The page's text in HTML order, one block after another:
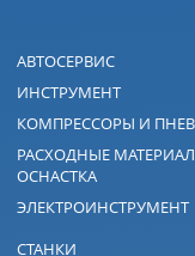
АВТОСЕРВИС
ИНСТРУМЕНТ
КОМПРЕССОРЫ И
РАСХОДНЫЕ
ОСНАСТКА
ЭЛЕКТРОИНСТРУМЕНТ
СТАНКИ